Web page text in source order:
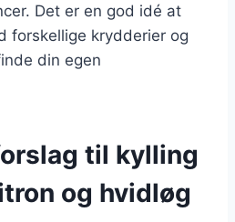
Det er en god idé at
forskellige krydderier og
din egen
til kylling
og hvidløg